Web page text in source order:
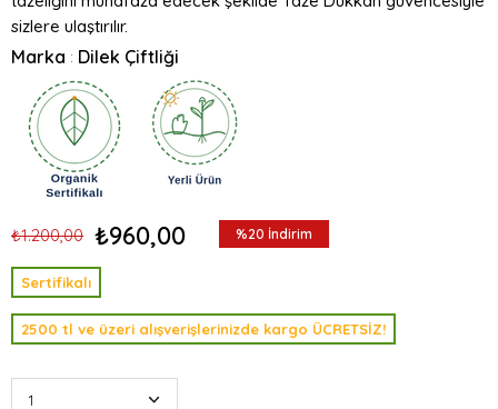
sizlere ulaştırılır.
Marka : Dilek Çiftliği
₺1.200,00 ₺960,00 %20 İndirim
Sertifikalı
2500 tl ve üzeri alışverişlerinizde kargo ÜCRETSİZ!